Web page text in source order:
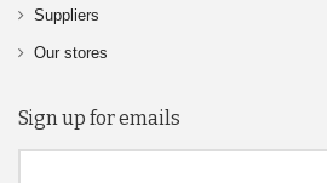
Suppliers
Our stores
Sign up for emails